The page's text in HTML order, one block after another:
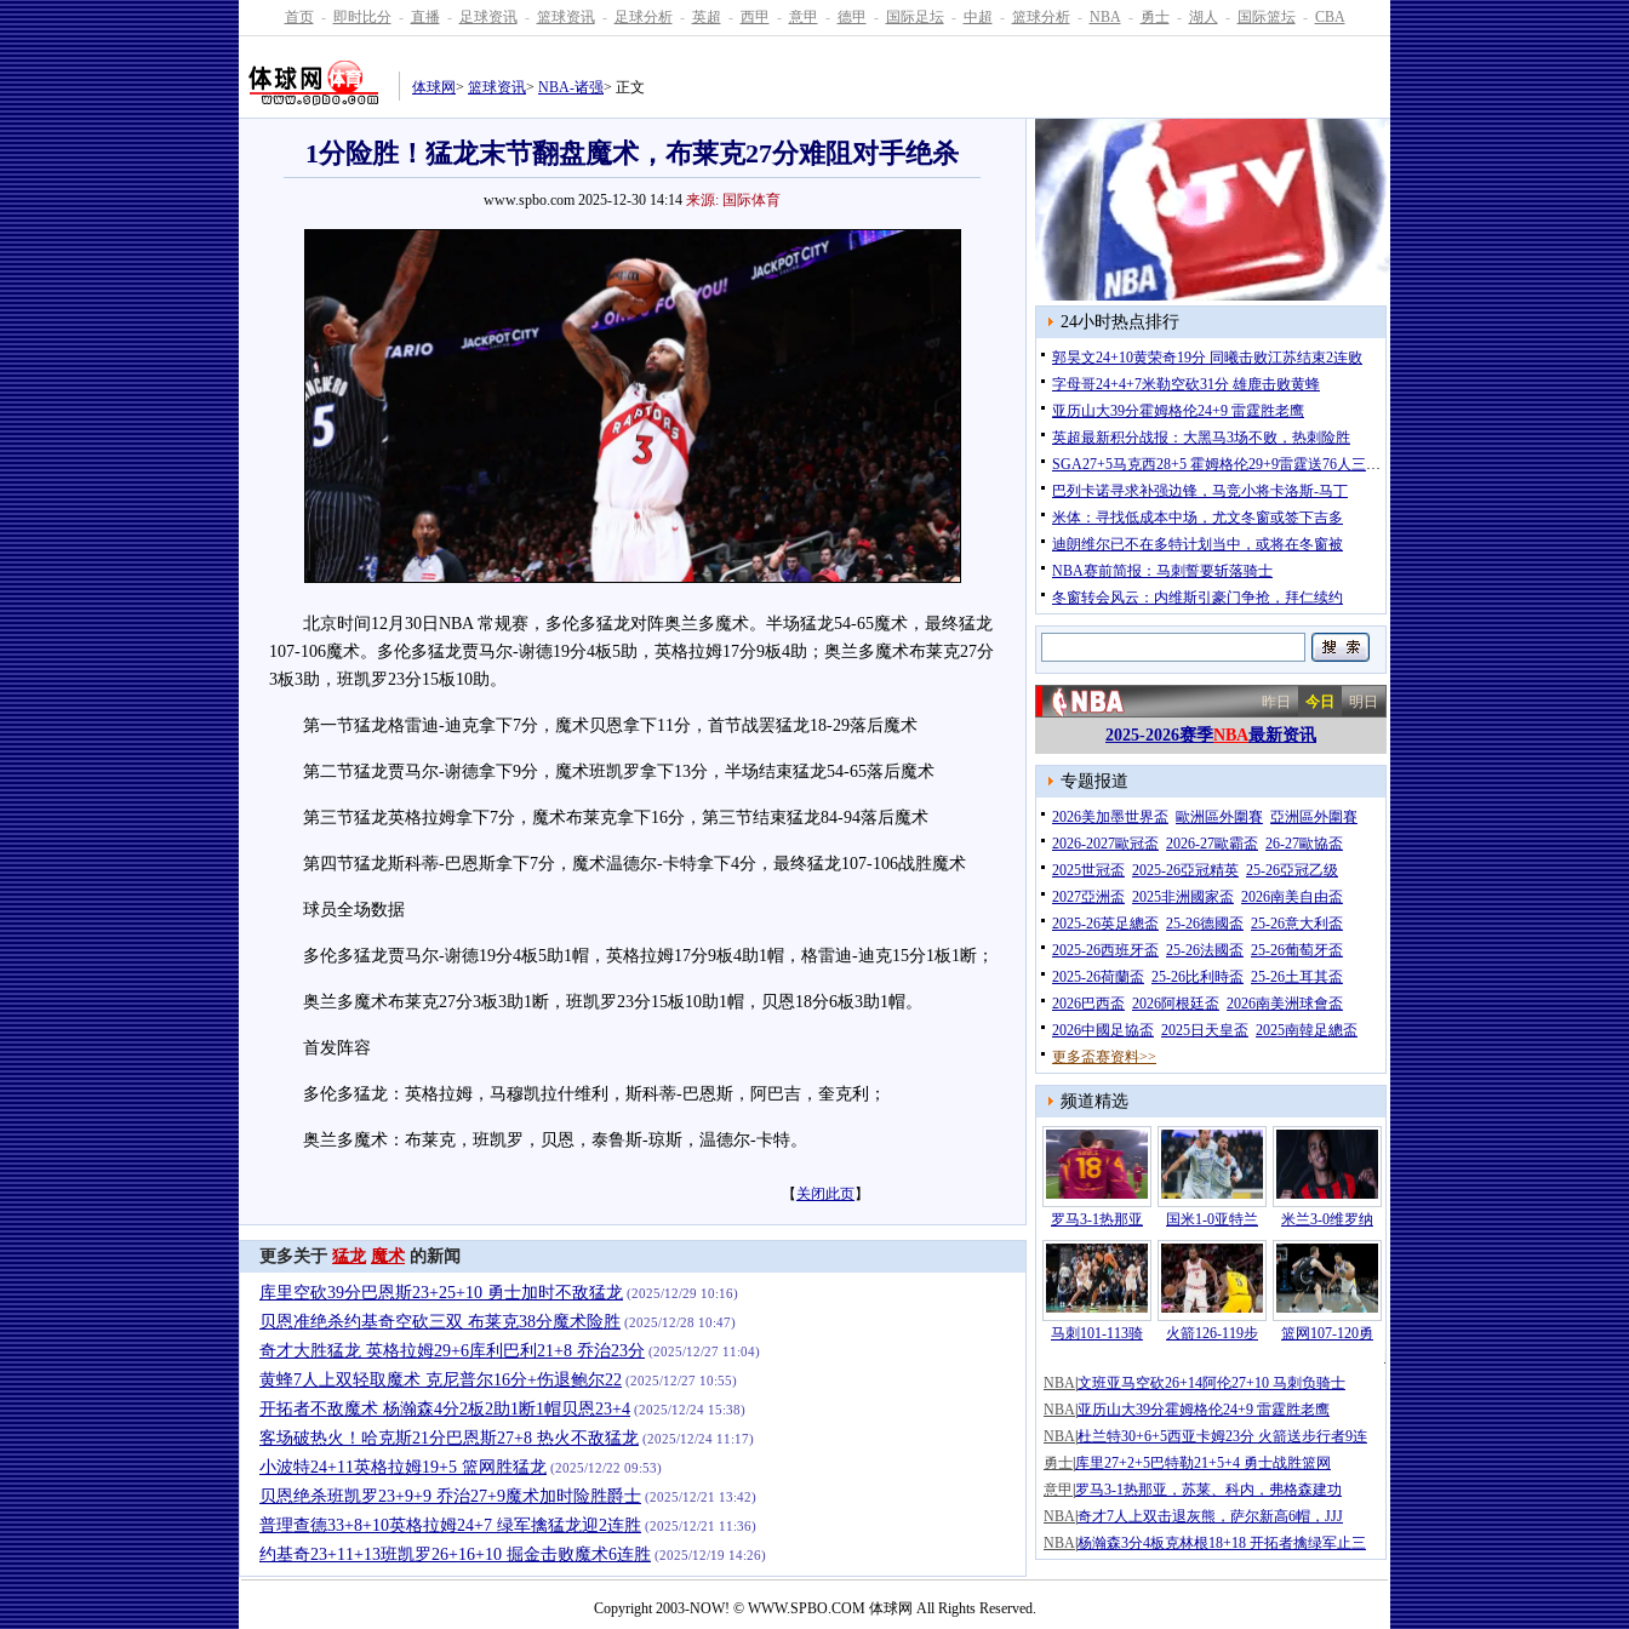
首页 - 即时比分 - 直播 - 足球资讯 - 篮球资讯 - 足球分析 - 英超 - 西甲 - 意甲 - 德甲 - 国际足坛 - 中超 - 篮球分析 - NBA - 勇士 - 湖人 - 国际篮坛 - CBA
体球网> 篮球资讯> NBA-诸强> 正文
1分险胜！猛龙末节翻盘魔术，布莱克27分难阻对手绝杀
www.spbo.com 2025-12-30 14:14 来源: 国际体育
北京时间12月30日NBA 常规赛，多伦多猛龙对阵奥兰多魔术。半场猛龙54-65魔术，最终猛龙
107-106魔术。多伦多猛龙贾马尔-谢德19分4板5助，英格拉姆17分9板4助；奥兰多魔术布莱克27分
3板3助，班凯罗23分15板10助。
第一节猛龙格雷迪-迪克拿下7分，魔术贝恩拿下11分，首节战罢猛龙18-29落后魔术
第二节猛龙贾马尔-谢德拿下9分，魔术班凯罗拿下13分，半场结束猛龙54-65落后魔术
第三节猛龙英格拉姆拿下7分，魔术布莱克拿下16分，第三节结束猛龙84-94落后魔术
第四节猛龙斯科蒂-巴恩斯拿下7分，魔术温德尔-卡特拿下4分，最终猛龙107-106战胜魔术
球员全场数据
多伦多猛龙贾马尔-谢德19分4板5助1帽，英格拉姆17分9板4助1帽，格雷迪-迪克15分1板1断；
奥兰多魔术布莱克27分3板3助1断，班凯罗23分15板10助1帽，贝恩18分6板3助1帽。
首发阵容
多伦多猛龙：英格拉姆，马穆凯拉什维利，斯科蒂-巴恩斯，阿巴吉，奎克利；
奥兰多魔术：布莱克，班凯罗，贝恩，泰鲁斯-琼斯，温德尔-卡特。
【 关闭此页】
更多关于 猛龙 魔术 的新闻
库里空砍39分巴恩斯23+25+10 勇士加时不敌猛龙 (2025/12/29 10:16)
贝恩准绝杀约基奇空砍三双 布莱克38分魔术险胜 (2025/12/28 10:47)
奇才大胜猛龙 英格拉姆29+6库利巴利21+8 乔治23分 (2025/12/27 11:04)
黄蜂7人上双轻取魔术 克尼普尔16分+伤退鲍尔22 (2025/12/27 10:55)
开拓者不敌魔术 杨瀚森4分2板2助1断1帽贝恩23+4 (2025/12/24 15:38)
客场破热火！哈克斯21分巴恩斯27+8 热火不敌猛龙 (2025/12/24 11:17)
小波特24+11英格拉姆19+5 篮网胜猛龙 (2025/12/22 09:53)
贝恩绝杀班凯罗23+9+9 乔治27+9魔术加时险胜爵士 (2025/12/21 13:42)
普理查德33+8+10英格拉姆24+7 绿军擒猛龙迎2连胜 (2025/12/21 11:36)
约基奇23+11+13班凯罗26+16+10 掘金击败魔术6连胜 (2025/12/19 14:26)
24小时热点排行
郭昊文24+10黄荣奇19分 同曦击败江苏结束2连败
字母哥24+4+7米勒空砍31分 雄鹿击败黄蜂
亚历山大39分霍姆格伦24+9 雷霆胜老鹰
英超最新积分战报：大黑马3场不败，热刺险胜
SGA27+5马克西28+5 霍姆格伦29+9雷霆送76人三连败
巴列卡诺寻求补强边锋，马竞小将卡洛斯-马丁
米体：寻找低成本中场，尤文冬窗或签下吉多
迪朗维尔已不在多特计划当中，或将在冬窗被
NBA赛前简报：马刺誓要斩落骑士
冬窗转会风云：内维斯引豪门争抢，拜仁续约
昨日 今日 明日
2025-2026赛季NBA最新资讯
专题报道
2026美加墨世界盃 歐洲區外圍賽 亞洲區外圍賽
2026-2027歐冠盃 2026-27歐霸盃 26-27歐協盃
2025世冠盃 2025-26亞冠精英 25-26亞冠乙级
2027亞洲盃 2025非洲國家盃 2026南美自由盃
2025-26英足總盃 25-26德國盃 25-26意大利盃
2025-26西班牙盃 25-26法國盃 25-26葡萄牙盃
2025-26荷蘭盃 25-26比利時盃 25-26土耳其盃
2026巴西盃 2026阿根廷盃 2026南美洲球會盃
2026中國足協盃 2025日天皇盃 2025南韓足總盃
更多盃赛资料>>
频道精选
罗马3-1热那亚 国米1-0亚特兰 米兰3-0维罗纳
马刺101-113骑 火箭126-119步
篮网107-120勇
国际|皇马巨星拒绝大巴黎，去沙特投
NBA文班亚马空砍26+14阿伦27+10 马刺负骑士
NBA 亚历山大39分霍姆格伦24+9 雷霆胜老鹰
NBA杜兰特30+6+5西亚卡姆23分 火箭送步行者9连
勇士 库里27+2+5巴特勒21+5+4 勇士战胜篮网
意甲 罗马3-1热那亚，苏莱、科内，弗格森建功
NBA奇才7人上双击退灰熊，萨尔新高6帽，JJJ
NBA杨瀚森3分4板克林根18+18 开拓者擒绿军止三
Copyright 2003-NOW! © WWW.SPBO.COM 体球网 All Rights Reserved.